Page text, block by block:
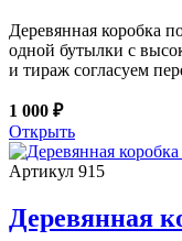
Деревянная коробка
одной бутылки с
и тираж согласуем
1 000 ₽
Открыть
Артикул 915
Деревянная